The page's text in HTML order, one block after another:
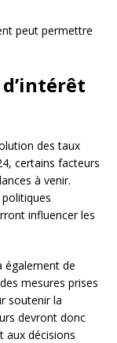
peut permettre
des taux
certains facteurs
à venir.
influencer les
également de
mesures prises
soutenir la
devront donc
aux décisions